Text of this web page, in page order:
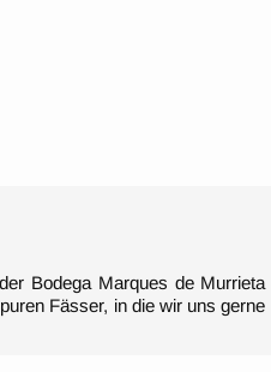
Bodega Marques de Murrieta
Fässer, in die wir uns gerne